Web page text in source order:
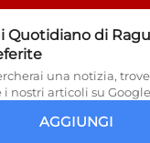
Quotidiano di
una notizia,
nostri articoli su
AGGIUNGI